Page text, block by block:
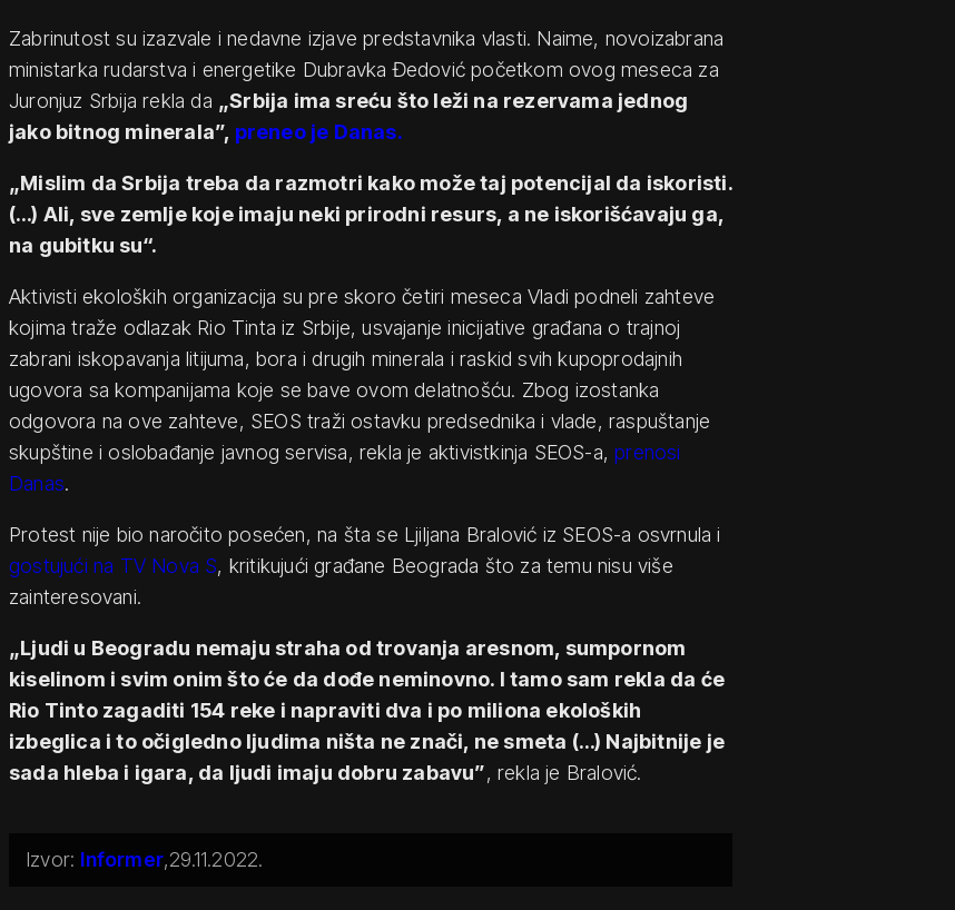
Zabrinutost su izazvale i nedavne izjave predstavnika vlasti. Naime, novoizabrana
ministarka rudarstva i energetike Dubravka Đedović početkom ovog meseca za
Juronjuz Srbija rekla da „Srbija ima sreću što leži na rezervama jednog
jako bitnog minerala”, preneo je Danas.
„Mislim da Srbija treba da razmotri kako može taj potencijal da iskoristi.
(…) Ali, sve zemlje koje imaju neki prirodni resurs, a ne iskorišćavaju ga,
na gubitku su“.
Aktivisti ekoloških organizacija su pre skoro četiri meseca Vladi podneli zahteve
kojima traže odlazak Rio Tinta iz Srbije, usvajanje inicijative građana o trajnoj
zabrani iskopavanja litijuma, bora i drugih minerala i raskid svih kupoprodajnih
ugovora sa kompanijama koje se bave ovom delatnošću. Zbog izostanka
odgovora na ove zahteve, SEOS traži ostavku predsednika i vlade, raspuštanje
skupštine i oslobađanje javnog servisa, rekla je aktivistkinja SEOS-a,prenosi
Danas.
Protest nije bio naročito posećen, na šta se Ljiljana Bralović iz SEOS-a osvrnula i
gostujući na TV Nova S, kritikujući građane Beograda što za temu nisu više
zainteresovani.
„Ljudi u Beogradu nemaju straha od trovanja aresnom, sumpornom
kiselinom i svim onim što će da dođe neminovno. I tamo sam rekla da će
Rio Tinto zagaditi 154 reke i napraviti dva i po miliona ekoloških
izbeglica i to očigledno ljudima ništa ne znači, ne smeta (…) Najbitnije je
sada hleba i igara, da ljudi imaju dobru zabavu”, rekla je Bralović.
Informer 29.11.2022.